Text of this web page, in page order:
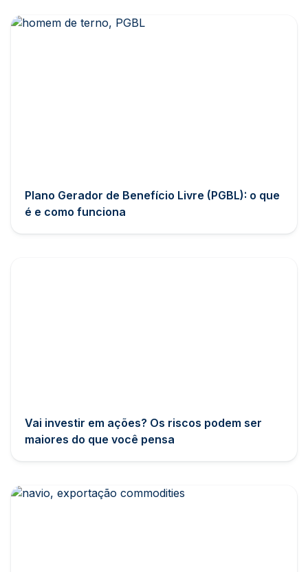
Plano Gerador de Benefício Livre (PGBL): o que
é e como funciona
Vai investir em ações? Os riscos podem ser
maiores do que você pensa